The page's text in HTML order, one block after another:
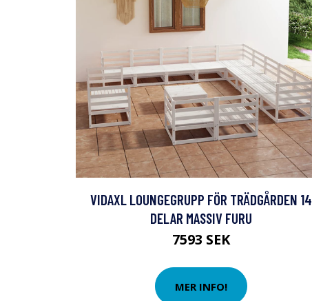
VIDAXL LOUNGEGRUPP FÖR TRÄDGÅRDEN 14
DELAR MASSIV FURU
7593 SEK
MER INFO!